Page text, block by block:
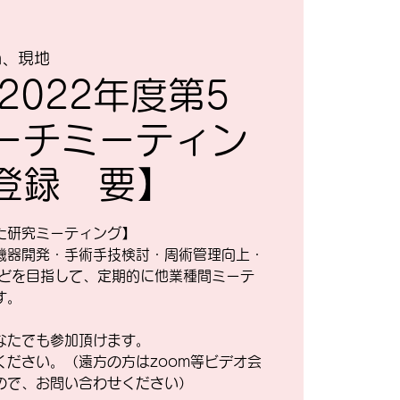
現地
年度第5
チミーティン
録 要】
研究ミーティング】
開発・手術手技検討・周術管理向上・
目指して、定期的に他業種間ミーテ
でも参加頂けます。
さい。（遠方の方はzoom等ビデオ会
、お問い合わせください）